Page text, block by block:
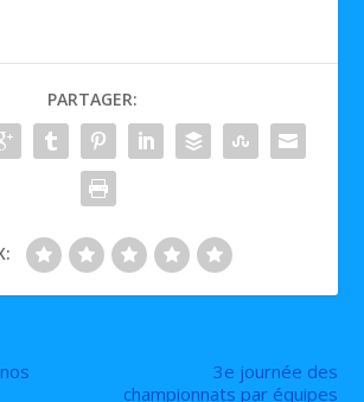
PARTAGER:
3e journée des
championnats par équipes